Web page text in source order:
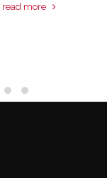
read more